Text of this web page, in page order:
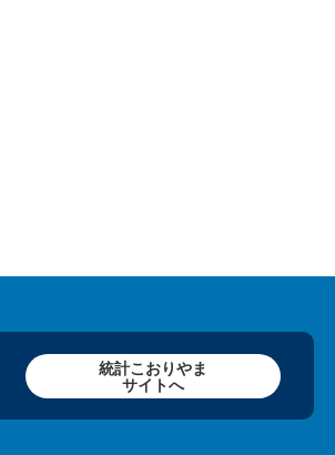
統計こおりやま
サイトへ